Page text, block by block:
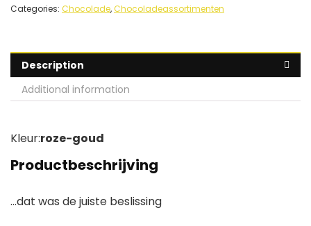
Categories: Chocolade,Chocoladeassortimenten
Description
Additional information
Kleur:roze-goud
Productbeschrijving
…dat was de juiste beslissing